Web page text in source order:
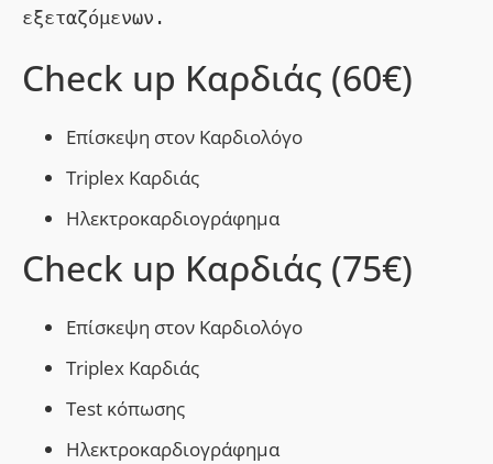
εξεταζόμενων.
Check up Καρδιάς (60€)
Eπίσκεψη στον Καρδιολόγο
Τriplex Καρδιάς
Ηλεκτροκαρδιογράφημα
Check up Καρδιάς (75€)
Eπίσκεψη στον Καρδιολόγο
Τriplex Καρδιάς
Τest κόπωσης
Ηλεκτροκαρδιογράφημα